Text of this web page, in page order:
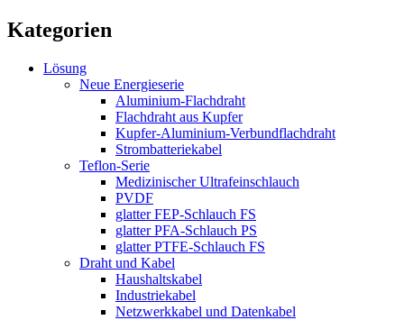
Kategorien
Lösung
Neue Energieserie
Aluminium-Flachdraht
Flachdraht aus Kupfer
Kupfer-Aluminium-Verbundflachdraht
Strombatteriekabel
Teflon-Serie
Medizinischer Ultrafeinschlauch
PVDF
glatter FEP-Schlauch FS
glatter PFA-Schlauch PS
glatter PTFE-Schlauch FS
Draht und Kabel
Haushaltskabel
Industriekabel
Netzwerkkabel und Datenkabel